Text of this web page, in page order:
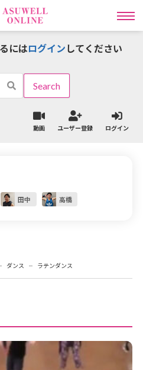
トラクター一覧
アウトタイプ一覧
動画レッスン
パーソナル予約
にはログインしてください
動画 ユーザー登録 ログイン
田中 高橋
ダンス ラテンダンス